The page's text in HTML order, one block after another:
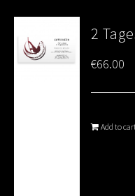
2
€66.00
Add to